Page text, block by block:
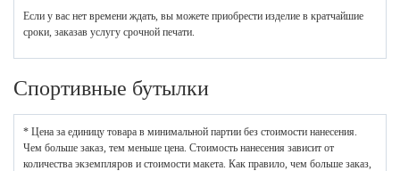
Если у вас нет времени ждать, вы можете приобрести изделие в кратчайшие
сроки, заказав услугу срочной печати.
Спортивные бутылки
* Цена за единицу товара в минимальной партии без стоимости нанесения.
Чем больше заказ, тем меньше цена. Стоимость нанесения зависит от
количества экземпляров и стоимости макета. Как правило, чем больше заказ,